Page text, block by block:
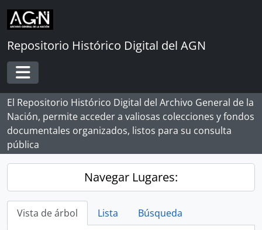
Skip to main content
Repositorio Histórico Digital del AGN
Toggle navigation
El Repositorio Histórico Digital del Archivo General de la
Nación, permite acceder a valiosas colecciones y fondos
documentales organizados, listos para su consulta
pública
Navegar Lugares:
Vista de árbol Lista
Búsqueda